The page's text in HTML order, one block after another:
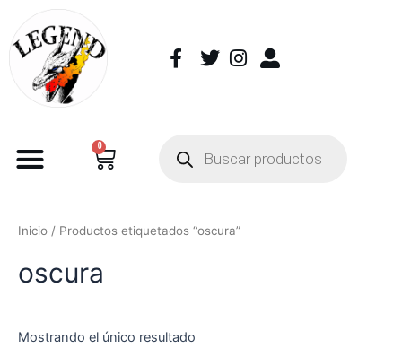
0
Inicio / Productos etiquetados “oscura”
oscura
Mostrando el único resultado